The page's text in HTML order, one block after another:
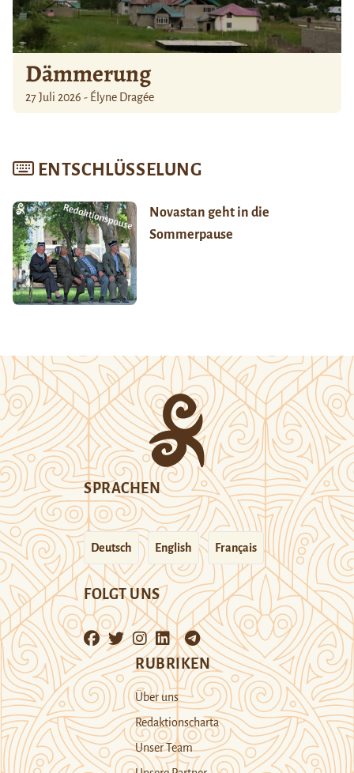
Dämmerung
27 Juli 2026 - Élyne Dragée
ENTSCHLÜSSELUNG
Novastan geht in die
Sommerpause
SPRACHEN
Deutsch English Français
FOLGT UNS
RUBRIKEN
Über uns
Redaktionscharta
Unser Team